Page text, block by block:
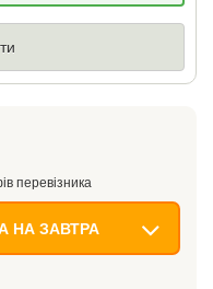
перевізника
НА ЗАВТРА